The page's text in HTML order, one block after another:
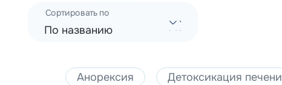
По названию
Сортировать по
Анорексия Детоксикация печени